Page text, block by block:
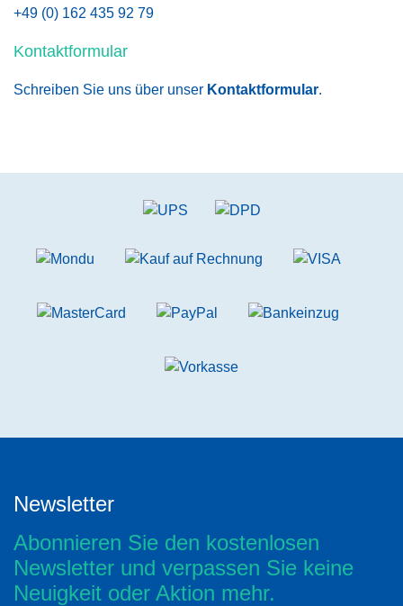
+49 (0) 162 435 92 79
Kontaktformular
Schreiben Sie uns über unser Kontaktformular.
Newsletter
Abonnieren Sie den kostenlosen
Newsletter und verpassen Sie keine
Neuigkeit oder Aktion mehr.